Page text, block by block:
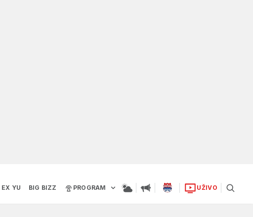
EX YU BIG BIZZ PROGRAM UŽIVO